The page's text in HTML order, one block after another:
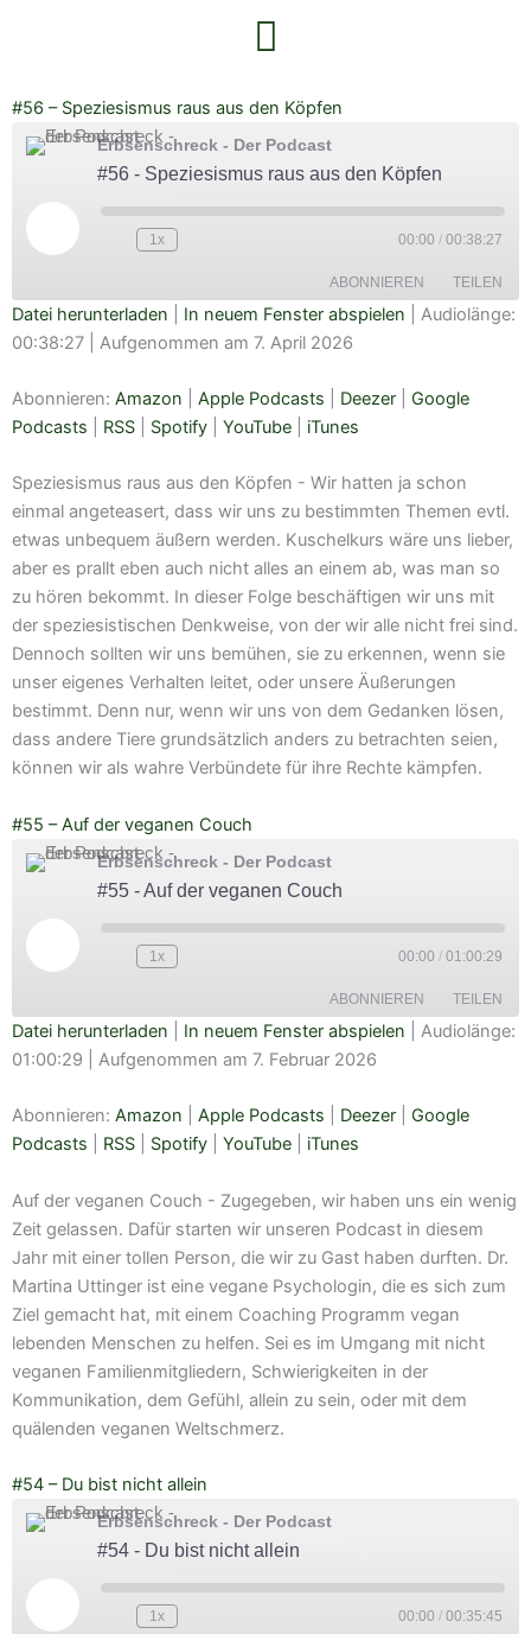
#56 – Speziesismus raus aus den Köpfen
Erbsenschreck - Der Podcast
#56 - Speziesismus raus aus den Köpfen
1x 00:00 / 00:38:27
ABONNIEREN TEILEN
Amazon Apple Podcasts
RSS Spotify
TEILEN
LINK
Datei herunterladen In neuem Fenster abspielen
Audiolänge:
00:38:27
Aufgenommen am 7. April 2026
Abonnieren: Amazon Apple Podcasts Deezer
Google
Podcasts
RSS Spotify YouTube iTunes
Speziesismus raus aus den Köpfen - Wir hatten ja schon
einmal angeteasert, dass wir uns zu bestimmten Themen evtl.
etwas unbequem äußern werden. Kuschelkurs wäre uns lieber,
aber es prallt eben auch nicht alles an einem ab, was man so
zu hören bekommt. In dieser Folge beschäftigen wir uns mit
der speziesistischen Denkweise, von der wir alle nicht frei sind.
Dennoch sollten wir uns bemühen, sie zu erkennen, wenn sie
unser eigenes Verhalten leitet, oder unsere Äußerungen
bestimmt. Denn nur, wenn wir uns von dem Gedanken lösen,
dass andere Tiere grundsätzlich anders zu betrachten seien,
können wir als wahre Verbündete für ihre Rechte kämpfen.
#55 – Auf der veganen Couch
Erbsenschreck - Der Podcast
#55 - Auf der veganen Couch
1x 00:00 / 01:00:29
ABONNIEREN TEILEN
Amazon Apple Podcasts
RSS Spotify
RSS FEED
TEILEN
LINK
Datei herunterladen In neuem Fenster abspielen
Audiolänge:
01:00:29
Aufgenommen am 7. Februar 2026
Abonnieren: Amazon Apple Podcasts Deezer
Google
Podcasts
RSS Spotify YouTube iTunes
Auf der veganen Couch - Zugegeben, wir haben uns ein wenig
Zeit gelassen. Dafür starten wir unseren Podcast in diesem
Jahr mit einer tollen Person, die wir zu Gast haben durften. Dr.
Martina Uttinger ist eine vegane Psychologin, die es sich zum
Ziel gemacht hat, mit einem Coaching Programm vegan
lebenden Menschen zu helfen. Sei es im Umgang mit nicht
veganen Familienmitgliedern, Schwierigkeiten in der
Kommunikation, dem Gefühl, allein zu sein, oder mit dem
quälenden veganen Weltschmerz.
#54 – Du bist nicht allein
Erbsenschreck - Der Podcast
#54 - Du bist nicht allein
1x 00:00 / 00:35:45